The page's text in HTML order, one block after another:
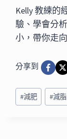
Kelly 教練的
驗、學會分
小，帶你走
分享到
Post
Tags:
#減肥 #減脂